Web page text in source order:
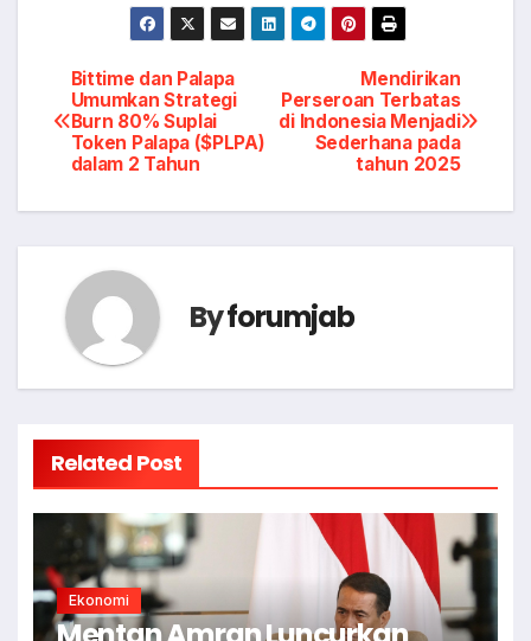
Post
navigation
Mendirikan
Perseroan Terbatas
di Indonesia Menjadi
Sederhana pada
tahun 2025
Bittime dan Palapa
Umumkan Strategi
Burn 80% Suplai
Token Palapa ($PLPA)
dalam 2 Tahun
Byforumjab
Related Post
Ekonomi